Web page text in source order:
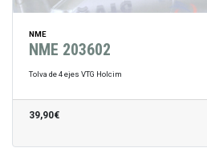
NME
NME 203602
Tolva de 4 ejes VTG Holcim
39,90€